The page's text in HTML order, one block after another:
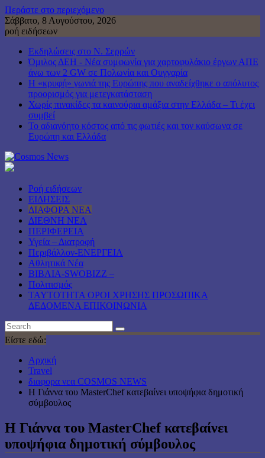
Περάστε στο περιεχόμενο
Σάββατο, 8 Αυγούστου, 2026
ροή ειδήσεων
Εκδηλώσεις στο Ν. Σερρών
Όμιλος ΔΕΗ - Νέα συμφωνία για χαρτοφυλάκιο έργων ΑΠΕ
άνω των 2 GW σε Πολωνία και Ουγγαρία
Η «κρυφή» γωνιά της Ευρώπης που αναδείχθηκε ο απόλυτος
προορισμός για μετεγκατάσταση
Χωρίς πινακίδες τα καινούρια αμάξια στην Ελλάδα – Τι έχει
συμβεί
Το αδιανόητο κόστος από τις φωτιές και τον καύσωνα σε
Ευρώπη και Ελλάδα
Ροή ειδήσεων
ΕΙΔΗΣΕΙΣ
ΔΙΑΦΟΡΑ ΝΕΑ
ΔΙΕΘΝΗ ΝΕΑ
ΠΕΡΙΦΕΡΕΙΑ
Υγεία – Διατροφή
Περιβάλλον-ΕΝΕΡΓΕΙΑ
Αθλητικά Νέα
ΒΙΒΛΙΑ-SWOBIZZ –
Πολιτισμός
TAYTOTHTA ΟΡΟΙ ΧΡΗΣΗΣ ΠΡΟΣΩΠΙΚΑ
ΔΕΔΟΜΕΝΑ ΕΠΙΚΟΙΝΩΝΙΑ
Είστε εδώ:
Αρχική
Travel
διαφορα νεα COSMOS NEWS
Η Γιάννα του MasterChef κατεβαίνει υποψήφια δημοτική
σύμβουλος
Η Γιάννα του MasterChef κατεβαίνει
υποψήφια δημοτική σύμβουλος